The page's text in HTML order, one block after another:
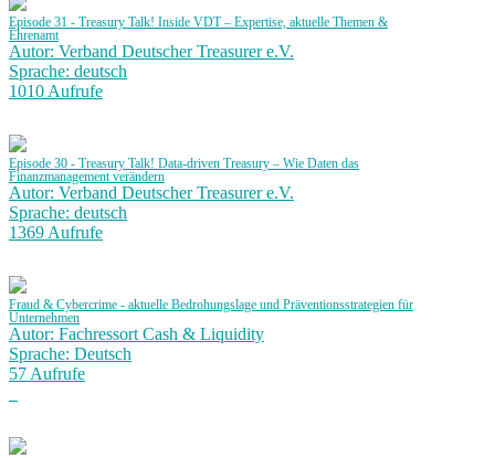
Episode 31 - Treasury Talk! Inside VDT – Expertise, aktuelle Themen &
Ehrenamt
Autor: Verband Deutscher Treasurer e.V.
Sprache: deutsch
1010 Aufrufe
Episode 30 - Treasury Talk! Data-driven Treasury – Wie Daten das
Finanzmanagement verändern
Autor: Verband Deutscher Treasurer e.V.
Sprache: deutsch
1369 Aufrufe
Fraud & Cybercrime - aktuelle Bedrohungslage und Präventionsstrategien für
Unternehmen
Autor: Fachressort Cash & Liquidity
Sprache: Deutsch
57 Aufrufe